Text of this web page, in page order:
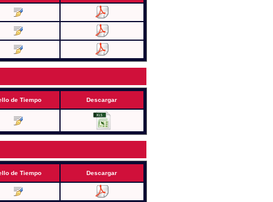
de Tiempo Descargar
de Tiempo Descargar